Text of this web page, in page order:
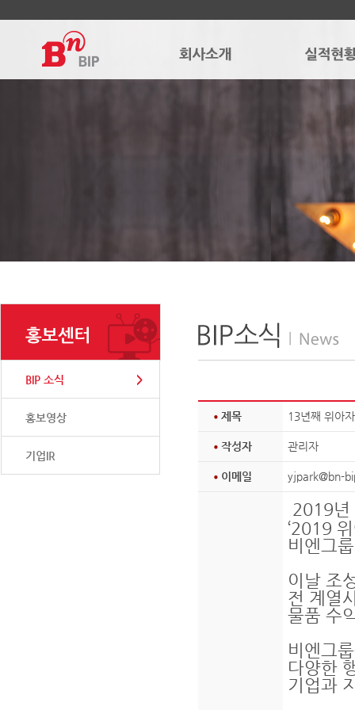
BIP 소식
홍보영상
기업IR
제목 13년째 위아
작성자 관리자
이메일 yjpark@bn-
2019년
‘2019
비엔그
이날 조
전 계열
물품 수
비엔그
다양한
기업과